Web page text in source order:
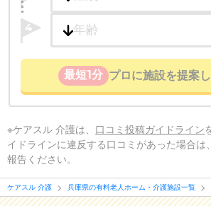
4
最短1分 プロに施設を提案
※ケアスル 介護は、 口コミ投稿ガイドライン
イドラインに違反する口コミがあった場合は
報告ください。
ケアスル 介護 兵庫県の有料老人ホーム・介護施設一覧